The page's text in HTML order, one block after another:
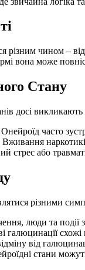
різним чином –
вона може
Стану
досі
Онейроїд часто
Вживання
стрес або
різними
люди та події
галюцинації
від
стани